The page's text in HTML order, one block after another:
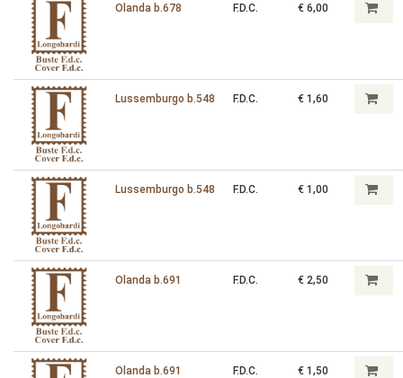
Olanda b.678 F.D.C. € 6,00
Lussemburgo b.548 F.D.C. € 1,60
Lussemburgo b.548 F.D.C. € 1,00
Olanda b.691 F.D.C. € 2,50
Olanda b.691 F.D.C. € 1,50